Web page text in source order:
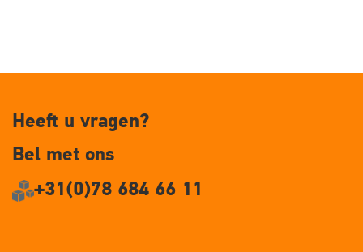
Heeft u vragen?
Bel met ons
+31(0)78 684 66 11